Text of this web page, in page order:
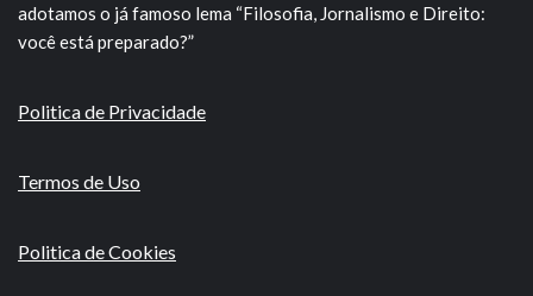
adotamos o já famoso lema “Filosofia, Jornalismo e Direito:
você está preparado?”
Politica de Privacidade
Termos de Uso
Politica de Cookies